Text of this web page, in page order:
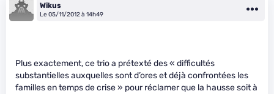
Wikus
Le 05/11/2012 à 14h49
Plus exactement, ce trio a prétexté des « difficultés
substantielles auxquelles sont d’ores et déjà confrontées les
familles en temps de crise » pour réclamer que la hausse soit à